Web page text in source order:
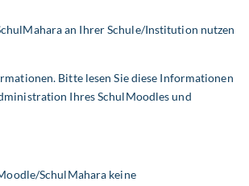
an Ihrer Schule/Institution nutzen
Bitte lesen Sie diese Informationen
Ihres SchulMoodles und
SchulMahara keine